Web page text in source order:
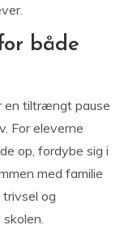
både
en tiltrængt pause
For eleverne
op, fordybe sig i
med familie
og